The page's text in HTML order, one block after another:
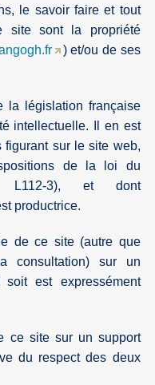
le savoir faire et tout
site sont la propriété
) et/ou de ses
la législation française
intellectuelle. Il en est
sur le site web,
de la loi du
3), et dont
productrice.
de ce site (autre que
consultation) sur un
est expressément
ce site sur un support
du respect des deux